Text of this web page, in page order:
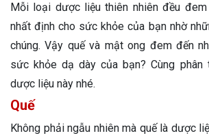
Mỗi loại dược liệu thiên nhiên đều
nhất định cho sức khỏe của bạn nhờ
chúng. Vậy quế và mật ong đem đến
sức khỏe dạ dày của bạn? Cùng
dược liệu này nhé.
Quế
Không phải ngẫu nhiên mà quế là dược